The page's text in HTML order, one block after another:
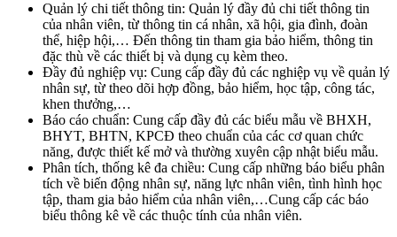
Quản lý chi tiết thông tin: Quản lý đầy đủ chi tiết thông tin
của nhân viên, từ thông tin cá nhân, xã hội, gia đình, đoàn
thể, hiệp hội,… Đến thông tin tham gia bảo hiểm, thông tin
đặc thù về các thiết bị và dụng cụ kèm theo.
Đầy đủ nghiệp vụ: Cung cấp đầy đủ các nghiệp vụ về quản lý
nhân sự, từ theo dõi hợp đồng, bảo hiểm, học tập, công tác,
khen thưởng,…
Báo cáo chuẩn: Cung cấp đầy đủ các biểu mẫu về BHXH,
BHYT, BHTN, KPCĐ theo chuẩn của các cơ quan chức
năng, được thiết kế mở và thường xuyên cập nhật biểu mẫu.
Phân tích, thống kê đa chiều: Cung cấp những báo biểu phân
tích về biến động nhân sự, năng lực nhân viên, tình hình học
tập, tham gia bảo hiểm của nhân viên,…Cung cấp các báo
biểu thông kê về các thuộc tính của nhân viên.